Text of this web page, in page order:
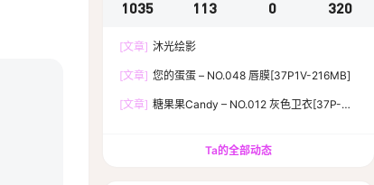
1035 113 0 320
[文章] 沐光绘影
[文章] 您的蛋蛋 – NO.048 唇膜[37P1V-216MB]
[文章] 糖果果Candy – NO.012 灰色卫衣[37P-
Ta的全部动态